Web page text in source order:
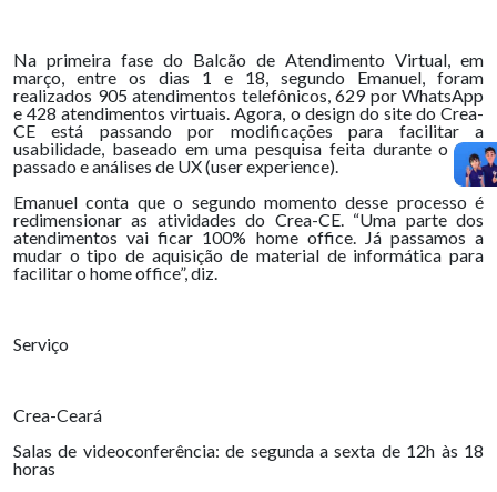
Na primeira fase do Balcão de Atendimento Virtual, em
março, entre os dias 1 e 18, segundo Emanuel, foram
realizados 905 atendimentos telefônicos, 629 por WhatsApp
e 428 atendimentos virtuais. Agora, o design do site do Crea-
CE está passando por modificações para facilitar a
usabilidade, baseado em uma pesquisa feita durante o ano
passado e análises de UX (user experience).
Emanuel conta que o segundo momento desse processo é
redimensionar as atividades do Crea-CE. “Uma parte dos
atendimentos vai ficar 100% home office. Já passamos a
mudar o tipo de aquisição de material de informática para
facilitar o home office”, diz.
Serviço
Crea-Ceará
Salas de videoconferência: de segunda a sexta de 12h às 18
horas